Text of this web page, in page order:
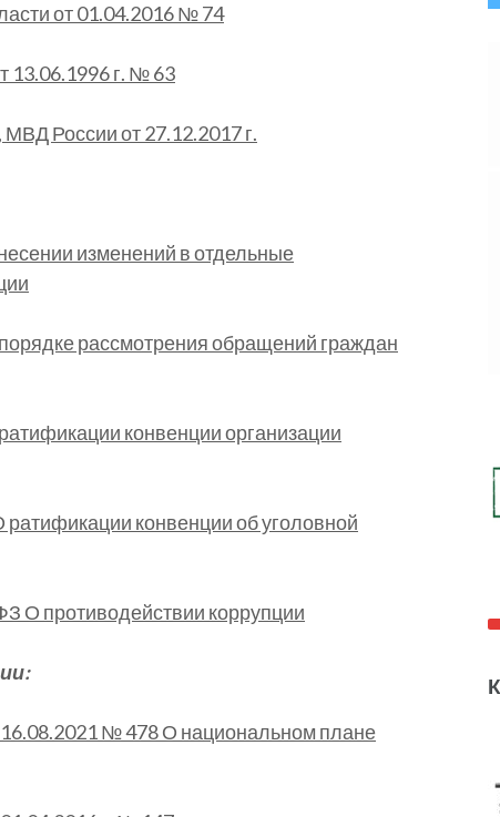
от 01.04.2016 № 74
13.06.1996 г. № 63
России от 27.12.2017 г.
изменений в отдельные
рассмотрения обращений граждан
конвенции организации
конвенции об уголовной
О противодействии коррупции
№ 478 О национальном плане